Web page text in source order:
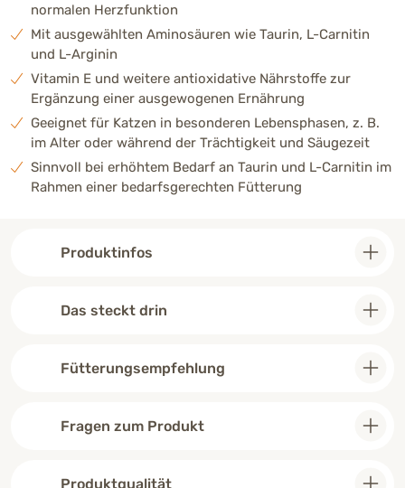
normalen Herzfunktion
Mit ausgewählten Aminosäuren wie Taurin, L-Carnitin
und L-Arginin
Vitamin E und weitere antioxidative Nährstoffe zur
Ergänzung einer ausgewogenen Ernährung
Geeignet für Katzen in besonderen Lebensphasen, z. B.
im Alter oder während der Trächtigkeit und Säugezeit
Sinnvoll bei erhöhtem Bedarf an Taurin und L-Carnitin im
Rahmen einer bedarfsgerechten Fütterung
Produktinfos
Das steckt drin
Fütterungsempfehlung
Fragen zum Produkt
Produktqualität